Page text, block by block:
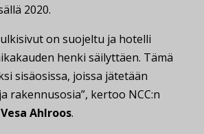
2020.
on suojeltu ja hotelli
henki säilyttäen. Tämä
sisäosissa, joissa jätetään
rakennusosia”, kertoo NCC:n
Vesa Ahlroos.